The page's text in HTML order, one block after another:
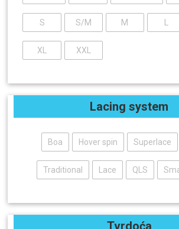
S S/M M
XL XXL
Lacing system
Boa Hover spin Superlace
Traditional Lace QLS
Tvrdoća